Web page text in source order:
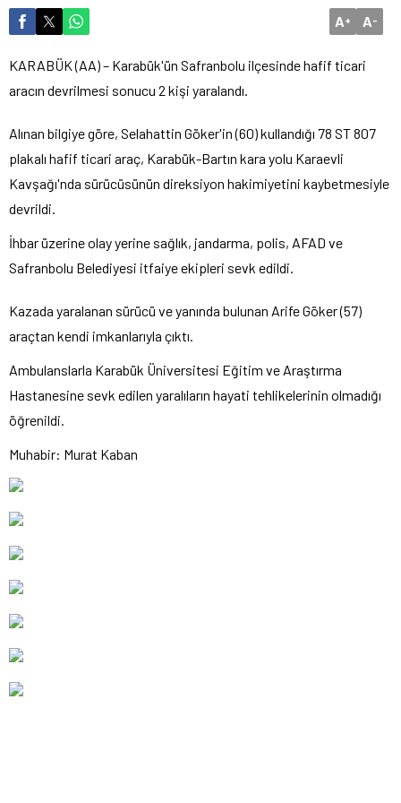
A+ A-
KARABÜK (AA) – Karabük'ün Safranbolu ilçesinde hafif ticari
aracın devrilmesi sonucu 2 kişi yaralandı.
Alınan bilgiye göre, Selahattin Göker'in (60) kullandığı 78 ST 807
plakalı hafif ticari araç, Karabük-Bartın kara yolu Karaevli
Kavşağı'nda sürücüsünün direksiyon hakimiyetini kaybetmesiyle
devrildi.
İhbar üzerine olay yerine sağlık, jandarma, polis, AFAD ve
Safranbolu Belediyesi itfaiye ekipleri sevk edildi.
Kazada yaralanan sürücü ve yanında bulunan Arife Göker (57)
araçtan kendi imkanlarıyla çıktı.
Ambulanslarla Karabük Üniversitesi Eğitim ve Araştırma
Hastanesine sevk edilen yaralıların hayati tehlikelerinin olmadığı
öğrenildi.
Muhabir: Murat Kaban